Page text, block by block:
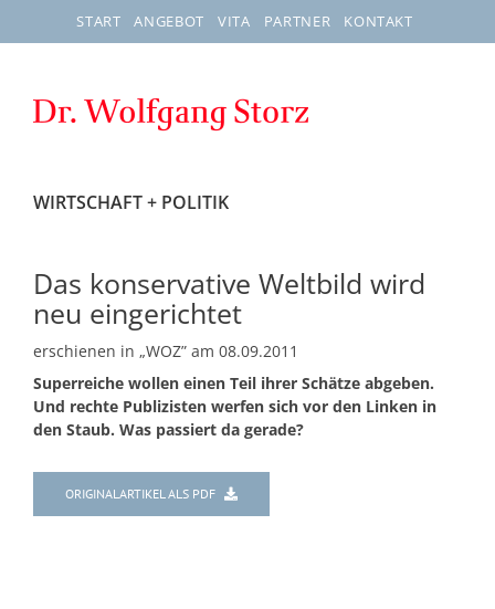
START ANGEBOT VITA PARTNER KONTAKT
WIRTSCHAFT + POLITIK
Das konservative Weltbild wird
neu eingerichtet
erschienen in „WOZ” am 08.09.2011
Superreiche wollen einen Teil ihrer Schätze abgeben.
Und rechte Publizisten werfen sich vor den Linken in
den Staub. Was passiert da gerade?
ORIGINALARTIKEL ALS PDF